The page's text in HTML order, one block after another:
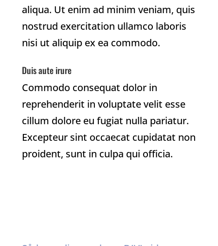
aliqua. Ut enim ad minim veniam, quis
nostrud exercitation ullamco laboris
nisi ut aliquip ex ea commodo.
Duis aute irure
Commodo consequat dolor in
reprehenderit in voluptate velit esse
cillum dolore eu fugiat nulla pariatur.
Excepteur sint occaecat cupidatat non
proident, sunt in culpa qui officia.